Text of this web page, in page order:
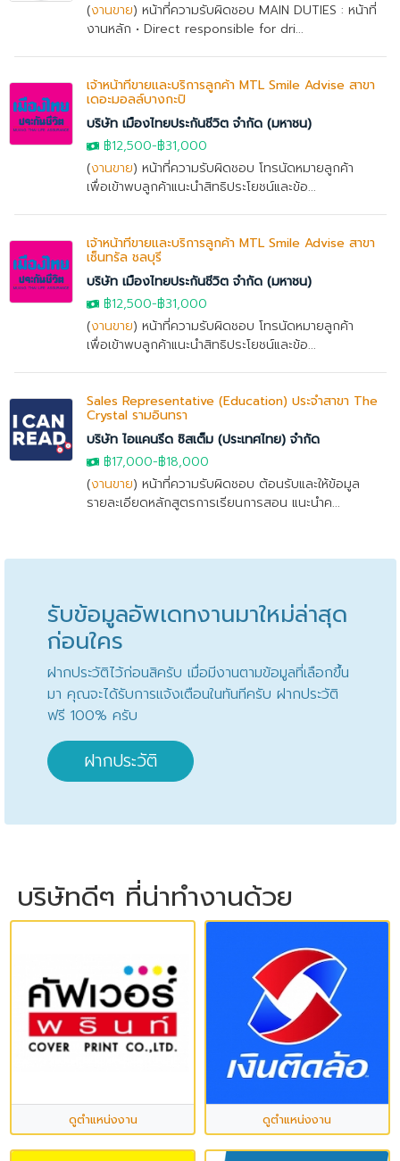
(งานขาย) หน้าที่ความรับผิดชอบ MAIN DUTIES : หน้าที่
งานหลัก • Direct responsible for dri...
เจ้าหน้าที่ขายและบริการลูกค้า MTL Smile Advise สาขา
เดอะมอลล์บางกะปิ
บริษัท เมืองไทยประกันชีวิต จำกัด (มหาชน)
฿12,500-฿31,000
(งานขาย) หน้าที่ความรับผิดชอบ โทรนัดหมายลูกค้า
เพื่อเข้าพบลูกค้าแนะนำสิทธิประโยชน์และข้อ...
เจ้าหน้าที่ขายและบริการลูกค้า MTL Smile Advise สาขา
เซ็นทรัล ชลบุรี
บริษัท เมืองไทยประกันชีวิต จำกัด (มหาชน)
฿12,500-฿31,000
(งานขาย) หน้าที่ความรับผิดชอบ โทรนัดหมายลูกค้า
เพื่อเข้าพบลูกค้าแนะนำสิทธิประโยชน์และข้อ...
Sales Representative (Education) ประจำสาขา The
Crystal รามอินทรา
บริษัท ไอแคนรีด ซิสเต็ม (ประเทศไทย) จำกัด
฿17,000-฿18,000
(งานขาย) หน้าที่ความรับผิดชอบ ต้อนรับและให้ข้อมูล
รายละเอียดหลักสูตรการเรียนการสอน แนะนำค...
รับข้อมูลอัพเดทงานมาใหม่ล่าสุด
ก่อนใคร
ฝากประวัติไว้ก่อนสิครับ เมื่อมีงานตามข้อมูลที่เลือกขึ้น
มา คุณจะได้รับการแจ้งเตือนในทันทีครับ ฝากประวัติ
ฟรี 100% ครับ
ฝากประวัติ
บริษัทดีๆ ที่น่าทำงานด้วย
ดูตำแหน่งงาน ดูตำแหน่งงาน